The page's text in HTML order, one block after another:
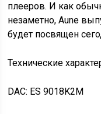
плееров. И как
незаметно, Aune
будет посвящен
Технические
DAC: ES 9018K2M